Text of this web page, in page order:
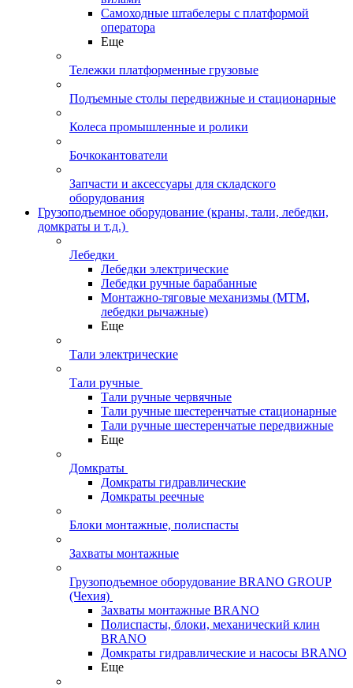
Самоходные штабелеры с платформой
оператора
Еще
Тележки платформенные грузовые
Подъемные столы передвижные и стационарные
Колеса промышленные и ролики
Бочкокантователи
Запчасти и аксессуары для складского
оборудования
Грузоподъемное оборудование (краны, тали, лебедки,
домкраты и т.д.)
Лебедки
Лебедки электрические
Лебедки ручные барабанные
Монтажно-тяговые механизмы (МТМ,
лебедки рычажные)
Еще
Тали электрические
Тали ручные
Тали ручные червячные
Тали ручные шестеренчатые стационарные
Тали ручные шестеренчатые передвижные
Еще
Домкраты
Домкраты гидравлические
Домкраты реечные
Блоки монтажные, полиспасты
Захваты монтажные
Грузоподъемное оборудование BRANO GROUP
(Чехия)
Захваты монтажные BRANO
Полиспасты, блоки, механический клин
BRANO
Домкраты гидравлические и насосы BRANO
Еще